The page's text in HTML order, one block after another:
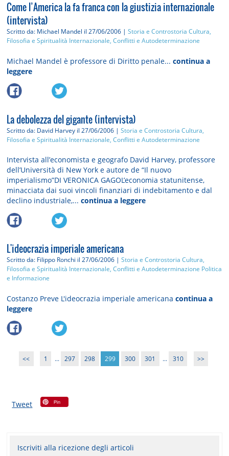
Come l’America la fa franca con la giustizia internazionale
(intervista)
Scritto da: Michael Mandel il 27/06/2006 |Storia e Controstoria Cultura,
Filosofia e Spiritualità Internazionale, Conflitti e Autodeterminazione
Michael Mandel è professore di Diritto penale...continua a
leggere
La debolezza del gigante (intervista)
Scritto da: David Harvey il 27/06/2006 |Storia e Controstoria Cultura,
Filosofia e Spiritualità Internazionale, Conflitti e Autodeterminazione
Intervista all’economista e geografo David Harvey, professore
dell’Università di New York e autore de “Il nuovo
imperialismo”DI VERONICA GAGOL’economia statunitense,
minacciata dai suoi vincoli finanziari di indebitamento e dal
declino industriale,...continua a leggere
L'ideocrazia imperiale americana
Scritto da: Filippo Ronchi il 27/06/2006 |Storia e Controstoria Cultura,
Filosofia e Spiritualità Internazionale, Conflitti e Autodeterminazione Politica
e Informazione
Costanzo Preve L'ideocrazia imperiale americanacontinua a
leggere
<< 1 ... 297 298 299 300 301 ... 310 >>
Tweet
Iscriviti alla ricezione degli articoli